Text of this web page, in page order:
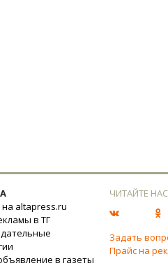
altapress.ru
в ТГ
в газеты
ЧИТАЙТЕ
Задать
Прайс на